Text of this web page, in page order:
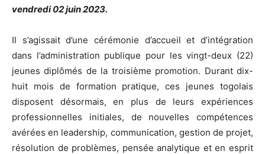
vendredi 02 juin 2023.
Il s’agissait d’une cérémonie d’accueil et d’intégration
dans l’administration publique pour les vingt-deux (22)
jeunes diplômés de la troisième promotion. Durant dix-
huit mois de formation pratique, ces jeunes togolais
disposent désormais, en plus de leurs expériences
professionnelles initiales, de nouvelles compétences
avérées en leadership, communication, gestion de projet,
résolution de problèmes, pensée analytique et en esprit